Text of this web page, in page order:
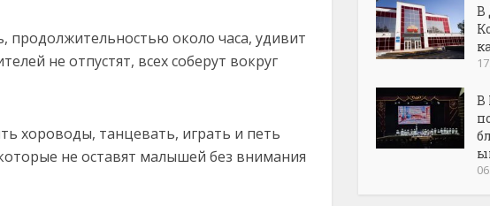
продолжительностью около часа, удивит
не отпустят, всех соберут вокруг
хороводы, танцевать, играть и петь
не оставят малышей без внимания
В
В